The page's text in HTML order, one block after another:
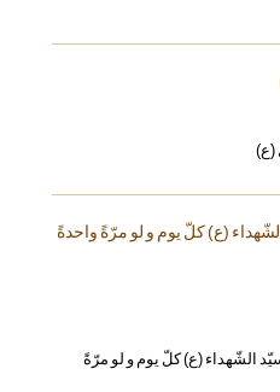
(ع) كلّ يوم و لو مرّةً واحدةً